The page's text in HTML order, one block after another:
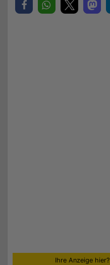
Ihre Anzeige hier?